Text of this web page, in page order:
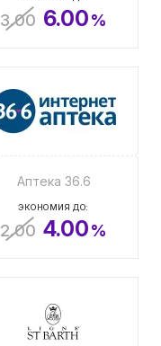
3.00 6.00%
Аптека 36.6
ЭКОНОМИЯ ДО:
2.00 4.00%